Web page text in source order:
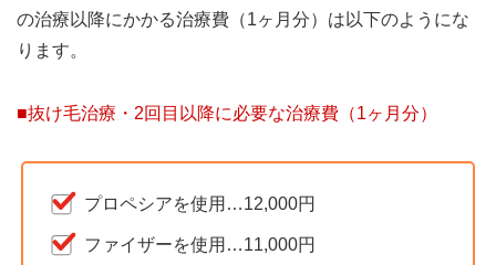
の治療以降にかかる治療費（1ヶ月分）は以下のようにな
ります。
■抜け毛治療・2回目以降に必要な治療費（1ヶ月分）
プロペシアを使用…12,000円
ファイザーを使用…11,000円